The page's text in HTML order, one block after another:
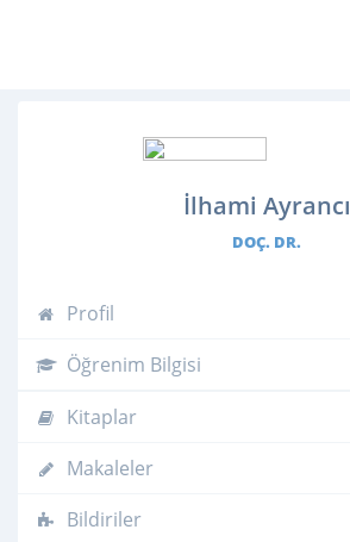
İlhami Ayrancı
DOÇ. DR.
Profil
Öğrenim Bilgisi
Kitaplar
Makaleler
Bildiriler